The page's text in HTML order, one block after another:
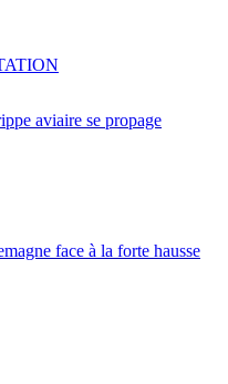
aviaire se propage
face à la forte hausse